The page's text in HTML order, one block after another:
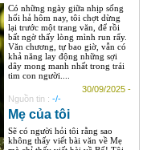
Có những ngày giữa nhịp sống
hối hả hôm nay, tôi chợt dừng
lại trước một trang văn, để rồi
bất ngờ thấy lòng mình run rẩy.
Văn chương, tự bao giờ, vẫn có
khả năng lay động những sợi
dây mong manh nhất trong trái
tim con người....
30/09/2025 -
Nguồn tin : -/-
Mẹ của tôi
Sẽ có người hỏi tôi rằng sao
không thấy viết bài văn về Mẹ